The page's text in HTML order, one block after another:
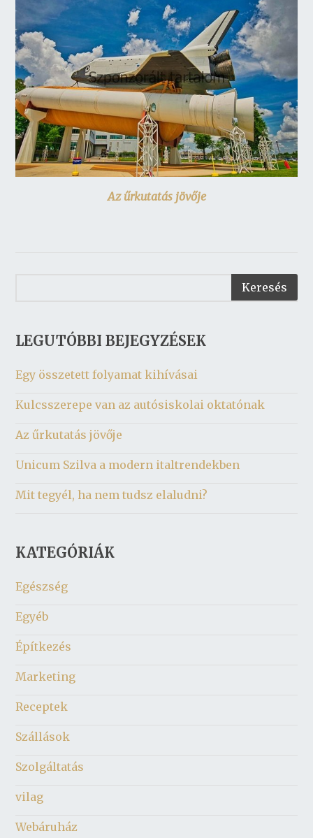
Az űrkutatás jövője
LEGUTÓBBI BEJEGYZÉSEK
Egy összetett folyamat kihívásai
Kulcsszerepe van az autósiskolai oktatónak
Az űrkutatás jövője
Unicum Szilva a modern italtrendekben
Mit tegyél, ha nem tudsz elaludni?
KATEGÓRIÁK
Egészség
Egyéb
Építkezés
Marketing
Receptek
Szállások
Szolgáltatás
vilag
Webáruház